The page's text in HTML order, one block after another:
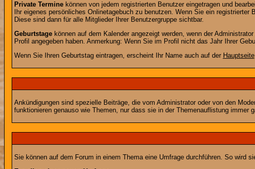
Private Terminekönnen von jedem registrierten Benutzer eingetragen und
Ihr eigenes persönliches Onlinetagebuch zu benutzen. Wenn Sie ein
Diese sind dann für alle Mitglieder Ihrer Benutzergruppe sichtbar.
Geburtstagekönnen auf dem Kalender angezeigt werden, wenn der
Profil angegeben haben. Anmerkung: Wenn Sie im Profil nicht das Jahr Ihrer
Wenn Sie Ihren Geburtstag eintragen, erscheint Ihr Name auch auf der Hauptseite
Ankündigungen sind spezielle Beiträge, die vom Administrator oder von den
funktionieren genauso wie Themen, nur dass sie in der Themenauflistung immer
Sie können auf dem Forum in einem Thema eine Umfrage durchführen. So wird